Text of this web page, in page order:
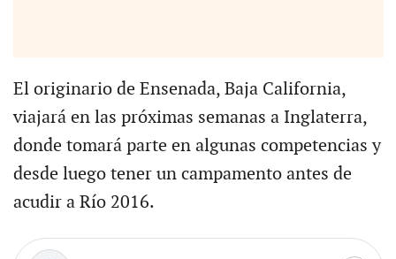
El originario de Ensenada, Baja California,
viajará en las próximas semanas a Inglaterra,
donde tomará parte en algunas competencias y
desde luego tener un campamento antes de
acudir a Río 2016.